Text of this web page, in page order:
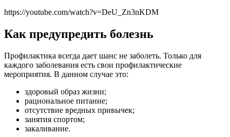
https://youtube.com/watch?v=DeU_Zn3nKDM
Как предупредить болезнь
Профилактика всегда дает шанс не заболеть. Только для
каждого заболевания есть свои профилактические
мероприятия. В данном случае это:
здоровый образ жизни;
рациональное питание;
отсутствие вредных привычек;
занятия спортом;
закаливание.